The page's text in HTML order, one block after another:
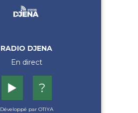
RADIO DJENA
En direct
▶️ ?
Développé par OTIYA